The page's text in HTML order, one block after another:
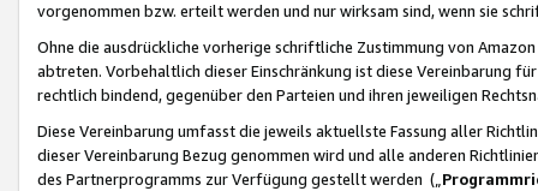
vorgenommen bzw. erteilt werden und nur wirksam sind, wenn sie
Ohne die ausdrückliche vorherige schriftliche Zustimmung von
abtreten. Vorbehaltlich dieser Einschränkung ist diese Vereinbarung
rechtlich bindend, gegenüber den Parteien und ihren jeweiligen
Diese Vereinbarung umfasst die jeweils aktuellste Fassung aller
dieser Vereinbarung Bezug genommen wird und alle anderen
des Partnerprogramms zur Verfügung gestellt werden („